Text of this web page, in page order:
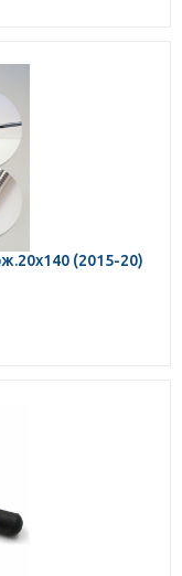
(2015-20)